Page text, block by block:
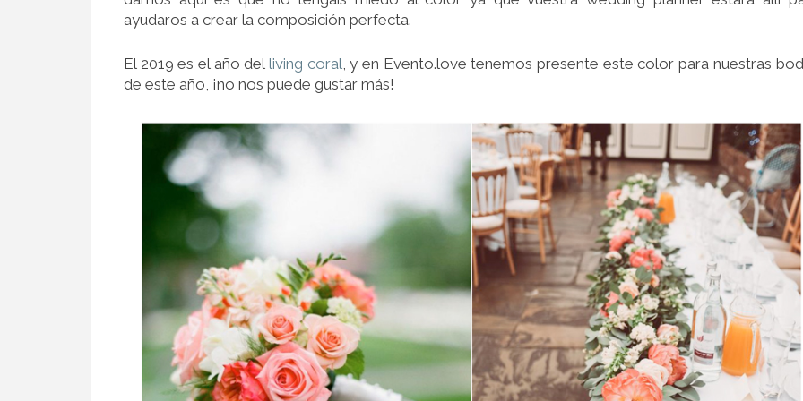
ayudaros a crear la composición perfecta.
El 2019 es el año delliving coral , y en Evento.love tenemos presente este color para nuestras
de este año, ¡no nos puede gustar más!